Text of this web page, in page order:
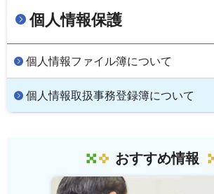
個人情報保護
個人情報ファイル簿について
個人情報取扱事務登録簿について
おすすめ情報